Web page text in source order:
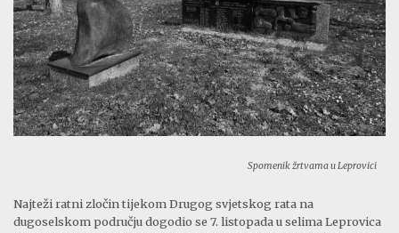
Spomenik žrtvama u Leprovici
Najteži ratni zločin tijekom Drugog svjetskog rata na
dugoselskom području dogodio se 7. listopada u selima Leprovica